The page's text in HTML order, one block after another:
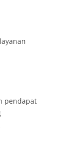
pendapat